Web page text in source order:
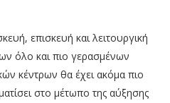
επισκευή και λειτουργική
όλο και πιο γερασµένων
κέντρων θα έχει ακόµα πιο
στο µέτωπο της αύξησης